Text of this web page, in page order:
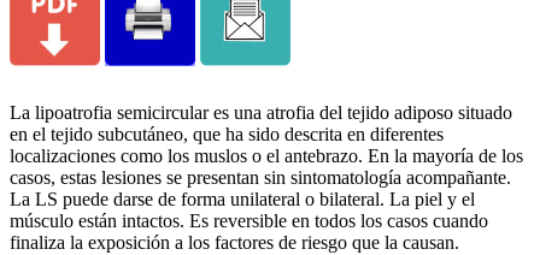
La lipoatrofia semicircular es una atrofia del tejido adiposo situado
en el tejido subcutáneo, que ha sido descrita en diferentes
localizaciones como los muslos o el antebrazo. En la mayoría de los
casos, estas lesiones se presentan sin sintomatología acompañante.
La LS puede darse de forma unilateral o bilateral. La piel y el
músculo están intactos. Es reversible en todos los casos cuando
finaliza la exposición a los factores de riesgo que la causan.